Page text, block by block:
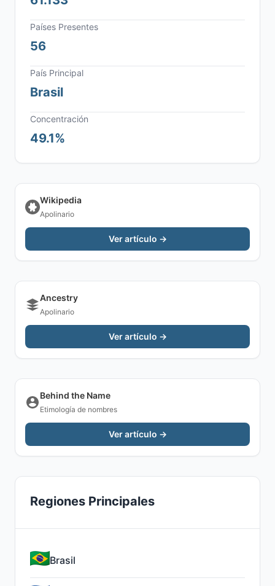
Países Presentes
56
País Principal
Brasil
Concentración
49.1%
Wikipedia
Apolinario
Ver artículo →
Ancestry
Apolinario
Ver artículo →
Behind the Name
Etimología de nombres
Ver artículo →
Regiones Principales
Brasil